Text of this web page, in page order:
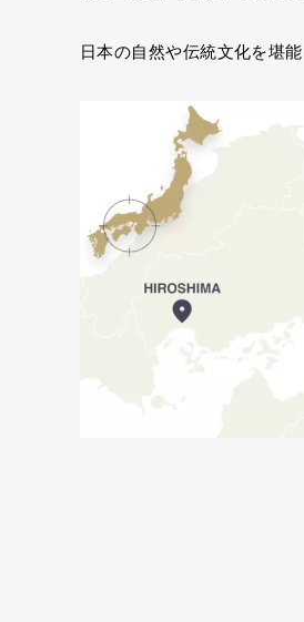
日本の自然や伝統文化を堪